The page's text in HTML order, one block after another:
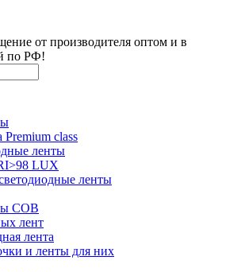
от производителя оптом и в
по РФ!
Premium class
ленты
LUX
ленты
COB
лент
лента
и ленты для них